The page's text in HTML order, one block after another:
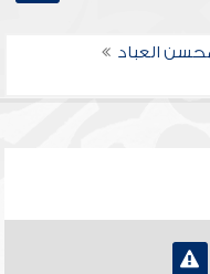
العباد